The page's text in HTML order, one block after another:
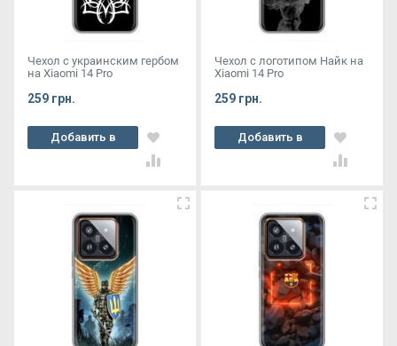
Чехол с украинским гербом
на Xiaomi 14 Pro
259 грн.
Добавить в
корзину
Чехол с логотипом Найк на
Xiaomi 14 Pro
259 грн.
Добавить в
корзину